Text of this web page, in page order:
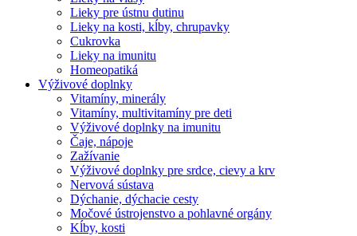
Lieky pre ústnu dutinu
Lieky na kosti, kĺby, chrupavky
Cukrovka
Lieky na imunitu
Homeopatiká
Výživové doplnky
Vitamíny, minerály
Vitamíny, multivitamíny pre deti
Výživové doplnky na imunitu
Čaje, nápoje
Zažívanie
Výživové doplnky pre srdce, cievy a krv
Nervová sústava
Dýchanie, dýchacie cesty
Močové ústrojenstvo a pohlavné orgány
Kĺby, kosti